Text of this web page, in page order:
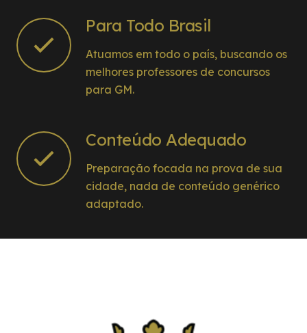
Para Todo Brasil
Atuamos em todo o país, buscando os
melhores professores de concursos
para GM.
Conteúdo Adequado
Preparação focada na prova de sua
cidade, nada de conteúdo genérico
adaptado.